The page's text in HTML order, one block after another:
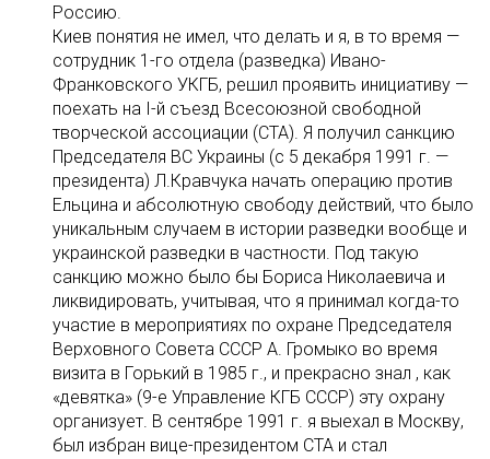
Россию.
Киев понятия не имел, что делать и я, в то время —
сотрудник 1-го отдела (разведка) Ивано-
Франковского УКГБ, решил проявить инициативу —
поехать на I-й съезд Всесоюзной свободной
творческой ассоциации (СТА). Я получил санкцию
Председателя ВС Украины (с 5 декабря 1991 г. —
президента) Л.Кравчука начать операцию против
Ельцина и абсолютную свободу действий, что было
уникальным случаем в истории разведки вообще и
украинской разведки в частности. Под такую
санкцию можно было бы Бориса Никoлаевича и
ликвидировать, учитывая, что я принимал когда-то
участие в мероприятиях по охране Председателя
Верховного Совета СССР А. Громыко во время
визита в Горький в 1985 г., и прекрасно знал , как
«девятка» (9-е Управление КГБ СССР) эту охрану
организует. В сентябре 1991 г. я выехал в Москву,
был избран вице-президентом СТА и стал